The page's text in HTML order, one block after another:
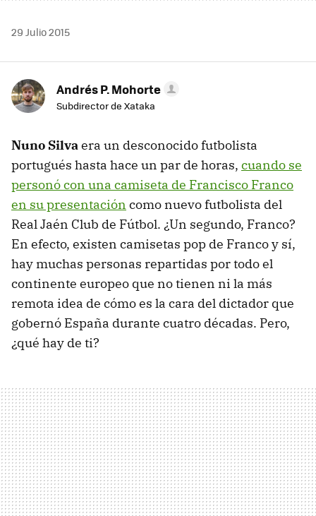
29 Julio 2015
Andrés P. Mohorte
Subdirector de Xataka
Nuno Silvaera un desconocido futbolista
portugués hasta hace un par de horas, cuando se
personó con una camiseta de Francisco Franco
en su presentación como nuevo futbolista del
Real Jaén Club de Fútbol. ¿Un segundo, Franco?
En efecto, existen camisetas pop de Franco y sí,
hay muchas personas repartidas por todo el
continente europeo que no tienen ni la más
remota idea de cómo es la cara del dictador que
gobernó España durante cuatro décadas. Pero,
¿qué hay de ti?